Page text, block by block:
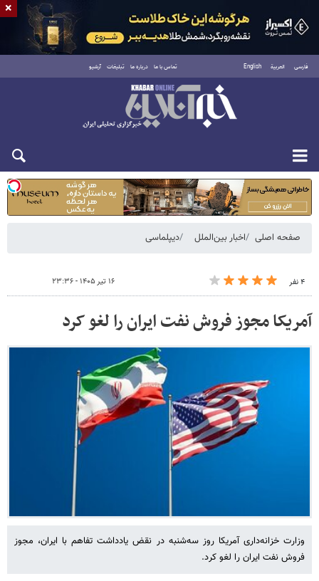
فارسی العربية English تماس با ما درباره ما تبلیغات آرشیو
یکشنبه ۱۸ مرداد ۱۴۰۵
صفحه اصلی اخبار بین‌الملل دیپلماسی
۴ نفر ۱۶ تیر ۱۴۰۵ - ۲۳:۳۶
آمریکا مجوز فروش نفت ایران را لغو کرد
وزارت خزانه‌داری آمریکا روز سه‌شنبه در نقض یادداشت تفاهم‌ با ایران، مجوز
فروش نفت ایران را لغو کرد.
×